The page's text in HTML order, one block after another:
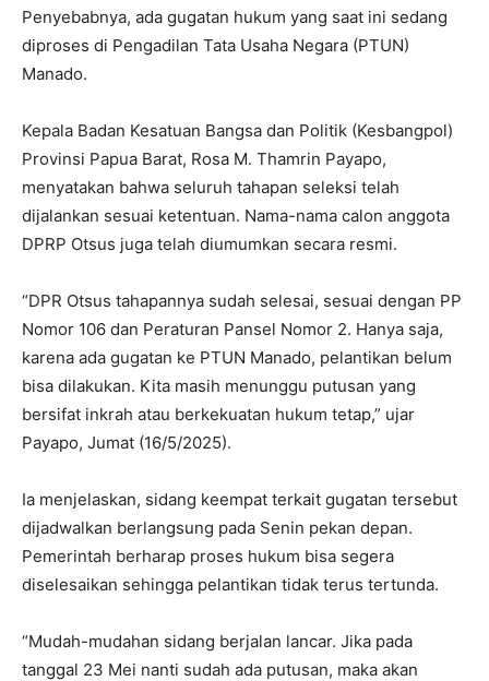
Penyebabnya, ada gugatan hukum yang saat ini sedang
diproses di Pengadilan Tata Usaha Negara (PTUN)
Manado.
Kepala Badan Kesatuan Bangsa dan Politik (Kesbangpol)
Provinsi Papua Barat, Rosa M. Thamrin Payapo,
menyatakan bahwa seluruh tahapan seleksi telah
dijalankan sesuai ketentuan. Nama-nama calon anggota
DPRP Otsus juga telah diumumkan secara resmi.
“DPR Otsus tahapannya sudah selesai, sesuai dengan PP
Nomor 106 dan Peraturan Pansel Nomor 2. Hanya saja,
karena ada gugatan ke PTUN Manado, pelantikan belum
bisa dilakukan. Kita masih menunggu putusan yang
bersifat inkrah atau berkekuatan hukum tetap,” ujar
Payapo, Jumat (16/5/2025).
Ia menjelaskan, sidang keempat terkait gugatan tersebut
dijadwalkan berlangsung pada Senin pekan depan.
Pemerintah berharap proses hukum bisa segera
diselesaikan sehingga pelantikan tidak terus tertunda.
“Mudah-mudahan sidang berjalan lancar. Jika pada
tanggal 23 Mei nanti sudah ada putusan, maka akan